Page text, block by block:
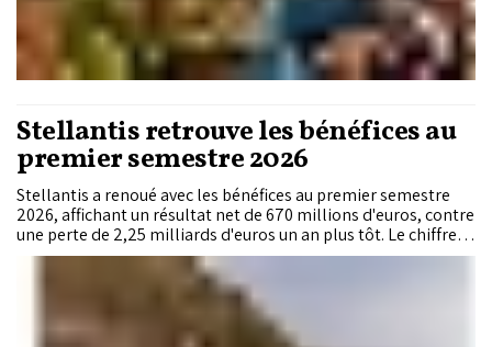
Stellantis retrouve les bénéfices au
premier semestre 2026
Stellantis a renoué avec les bénéfices au premier semestre
2026, affichant un résultat net de 670 millions d'euros, contre
une perte de 2,25 milliards d'euros un an plus tôt. Le chiffre
d'affaires semestriel a progressé de 10 % pour atteindre 81
milliards d'euros, porté par une solide performance au
deuxième trimestre. Fort de cette amélioration, le
constructeur automobile confirme ses perspectives
financières pour l'ensemble de l'exercice.